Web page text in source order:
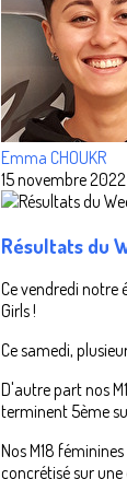
Emma CHOUKR
15 novembre 2022
Résultats du
Ce vendredi notre
Girls !
Ce samedi,
D'autre part nos
terminent 5ème
Nos M18
concrétisé sur